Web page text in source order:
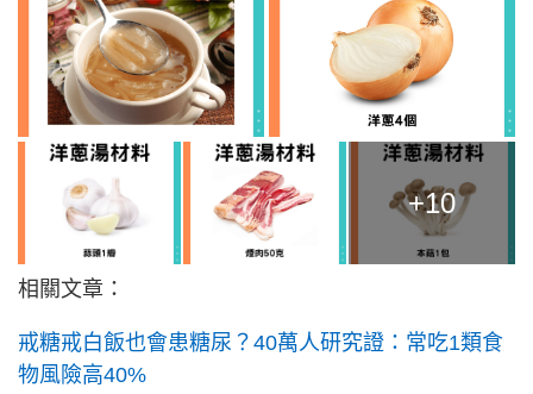
+10
相關文章：
戒糖戒白飯也會患糖尿？40萬人研究證：常吃1類食
物風險高40%